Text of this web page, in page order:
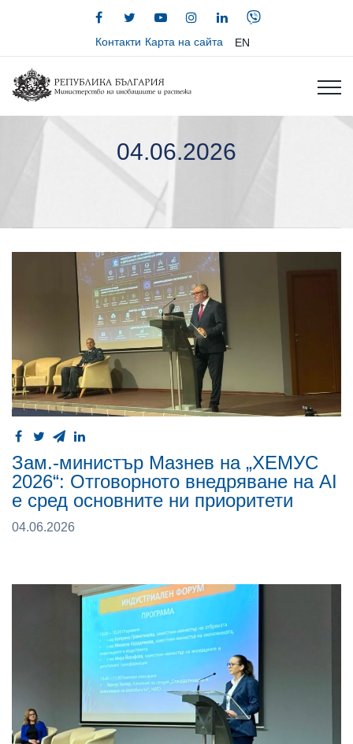
Контакти Карта на сайта EN
04.06.2026
Зам.-министър Maзнев на „ХЕМУС
2026“: Отговорното внедряване на AI
е сред основните ни приоритети
04.06.2026